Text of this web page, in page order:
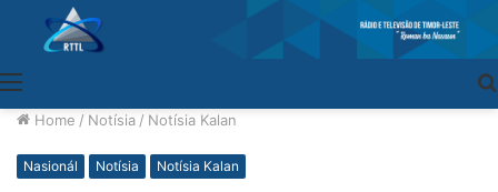
Home / Notísia / Notísia Kalan
Nasionál Notísia Notísia Kalan